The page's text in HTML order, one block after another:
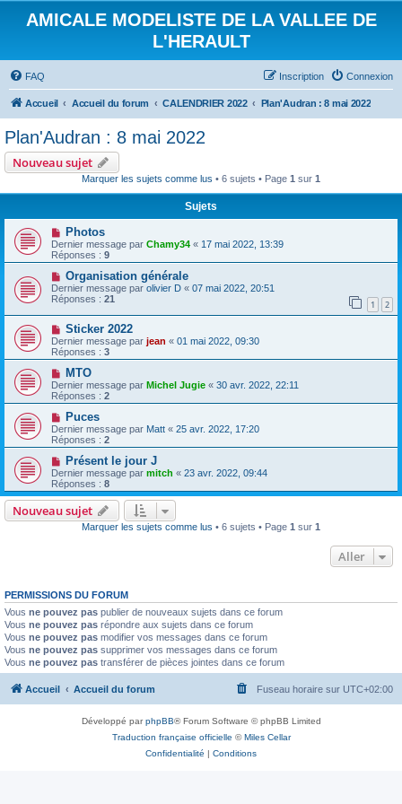
AMICALE MODELISTE DE LA VALLEE DE
L'HERAULT
FAQ Connexion
Inscription
Accueil Accueil du forum CALENDRIER 2022 Plan'Audran : 8 mai 2022
Plan'Audran : 8 mai 2022
Nouveau sujet
Marquer les sujets comme lus • 6 sujets • Page 1 sur 1
Sujets
Photos
Dernier message par Chamy34 « 17 mai 2022, 13:39
Réponses : 9
Organisation générale
Dernier message par olivier D « 07 mai 2022, 20:51
Réponses : 21 1 2
Sticker 2022
Dernier message par jean « 01 mai 2022, 09:30
Réponses : 3
MTO
Dernier message par Michel Jugie « 30 avr. 2022, 22:11
Réponses : 2
Puces
Dernier message par Matt « 25 avr. 2022, 17:20
Réponses : 2
Présent le jour J
Dernier message par mitch « 23 avr. 2022, 09:44
Réponses : 8
Nouveau sujet
Marquer les sujets comme lus • 6 sujets • Page 1 sur 1
Aller
PERMISSIONS DU FORUM
Vous ne pouvez pas publier de nouveaux sujets dans ce forum
Vous ne pouvez pas répondre aux sujets dans ce forum
Vous ne pouvez pas modifier vos messages dans ce forum
Vous ne pouvez pas supprimer vos messages dans ce forum
Vous ne pouvez pas transférer de pièces jointes dans ce forum
Accueil Accueil du forum Fuseau horaire sur UTC+02:00
Développé parphpBB® Forum Software © phpBB Limited
Traduction française officielle ©Miles Cellar
Confidentialité | Conditions